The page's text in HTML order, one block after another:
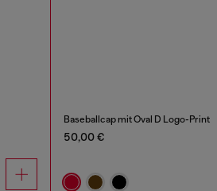
Baseballcap mit Oval D Logo-Print
50,00 €